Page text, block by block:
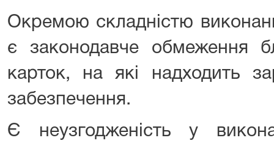
Окремою складністю
є законодавче обмеження
карток, на які надходить
забезпечення.
Є неузгодженість у